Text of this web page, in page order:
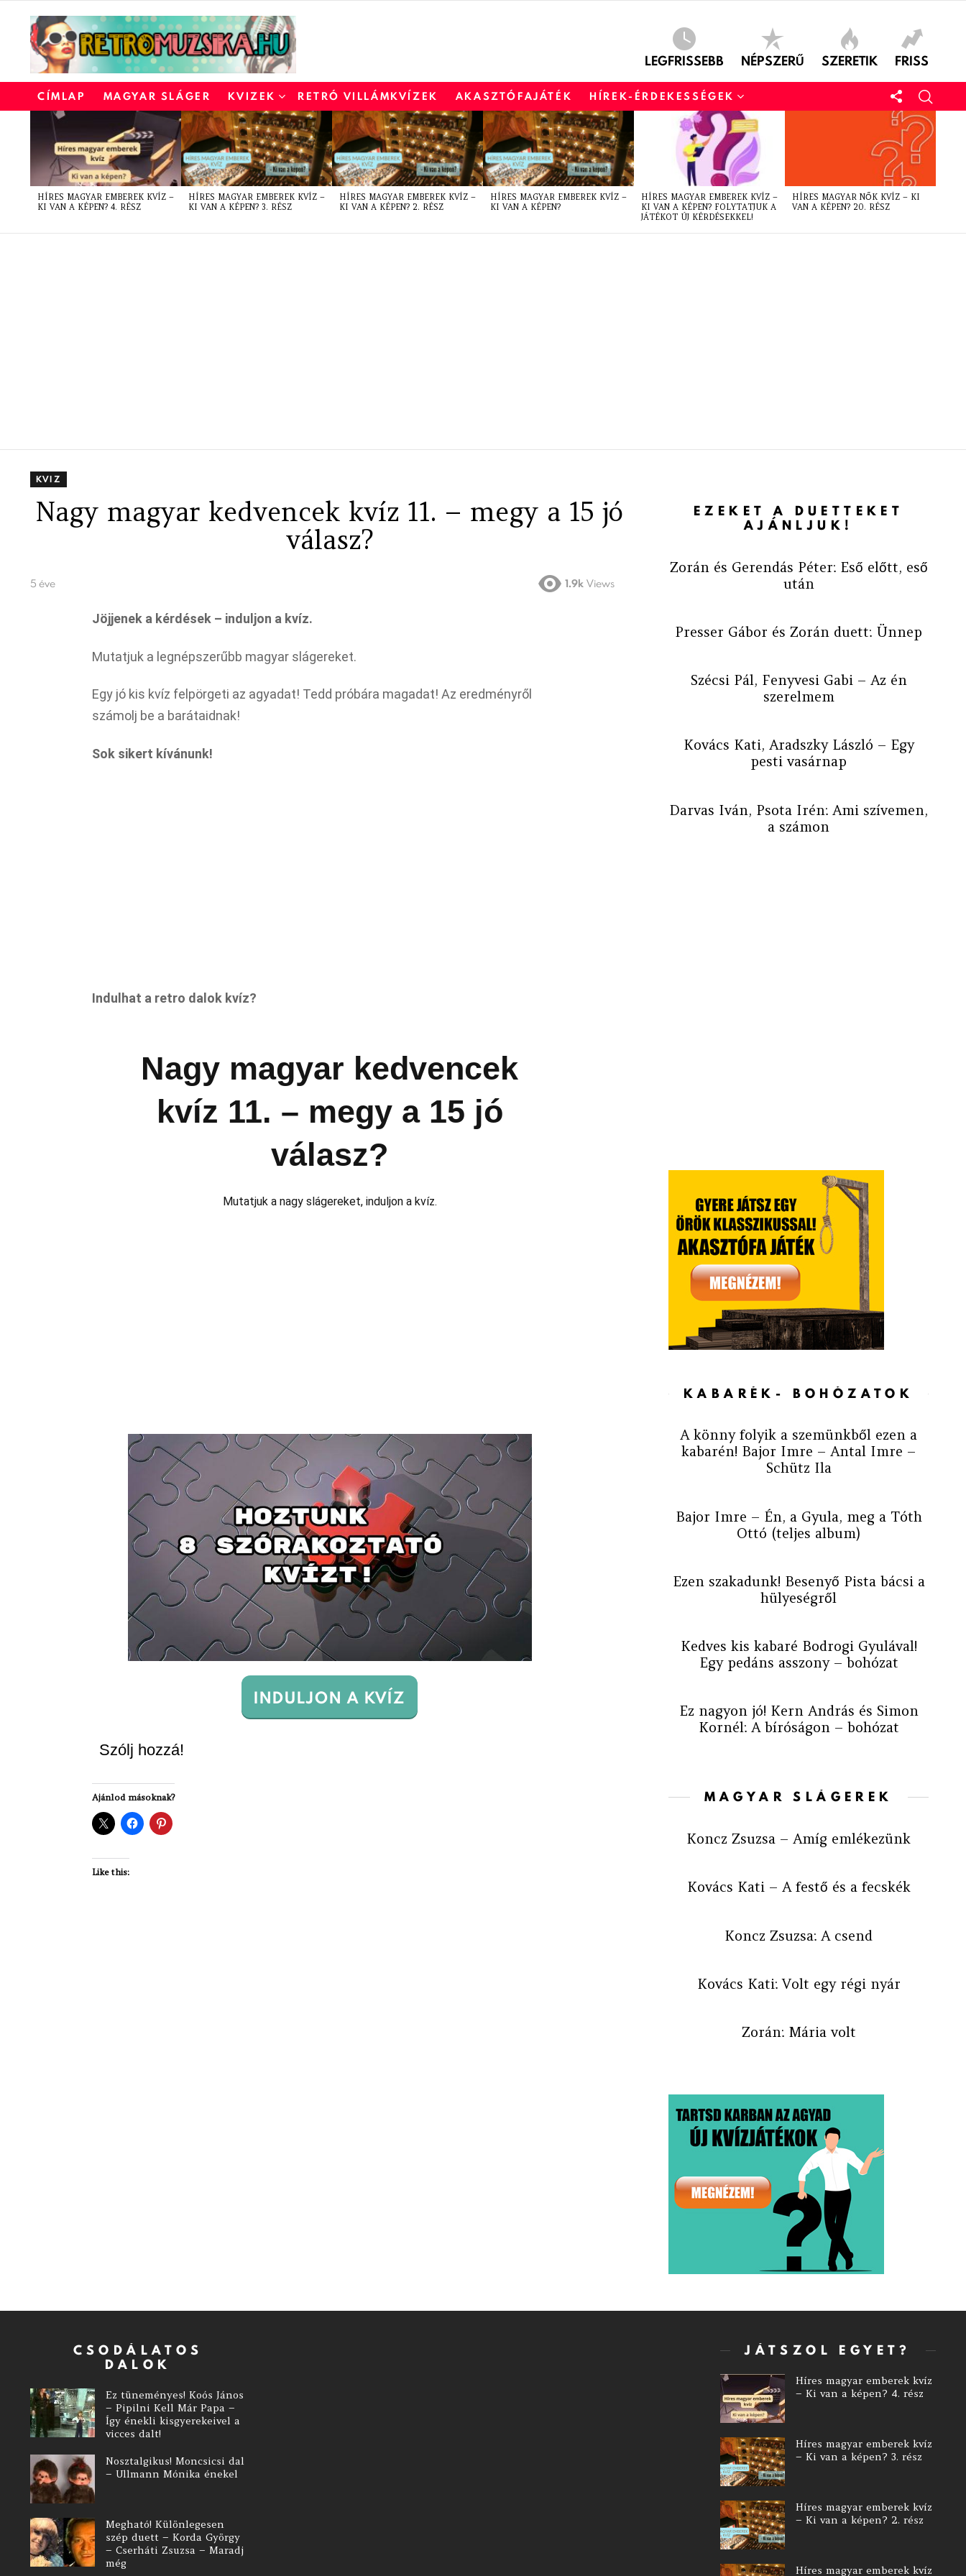
LEGFRISSEBB NÉPSZERŰ SZERETIK FRISS
CÍMLAP MAGYAR SLÁGER KVIZEK RETRÓ VILLÁMKVÍZEK AKASZTÓFAJÁTÉK HÍREK-ÉRDEKESSÉGEK
LATEST
STORIES
HÍRES MAGYAR EMBEREK KVÍZ –
KI VAN A KÉPEN? 4. RÉSZ
HÍRES MAGYAR EMBEREK KVÍZ –
KI VAN A KÉPEN? 3. RÉSZ
HÍRES MAGYAR EMBEREK KVÍZ –
KI VAN A KÉPEN? 2. RÉSZ
HÍRES MAGYAR EMBEREK KVÍZ –
KI VAN A KÉPEN?
HÍRES MAGYAR EMBEREK KVÍZ –
KI VAN A KÉPEN? FOLYTATJUK A
JÁTÉKOT ÚJ KÉRDÉSEKKEL!
HÍRES MAGYAR NŐK KVÍZ – KI
VAN A KÉPEN? 20. RÉSZ
KVIZ
Nagy magyar kedvencek kvíz 11. – megy a 15 jó
válasz?
5 éve 1.9k Views
Jöjjenek a kérdések – induljon a kvíz.
Mutatjuk a legnépszerűbb magyar slágereket.
Egy jó kis kvíz felpörgeti az agyadat! Tedd próbára magadat! Az eredményről
számolj be a barátaidnak!
Sok sikert kívánunk!
Indulhat a retro dalok kvíz?
Nagy magyar kedvencek
kvíz 11. – megy a 15 jó
válasz?
Mutatjuk a nagy slágereket, induljon a kvíz.
INDULJON A KVÍZ
Szólj hozzá!
Ajánlod másoknak?
Like this:
EZEKET A DUETTEKET
AJÁNLJUK!
Zorán és Gerendás Péter: Eső előtt, eső
után
Presser Gábor és Zorán duett: Ünnep
Szécsi Pál, Fenyvesi Gabi – Az én
szerelmem
Kovács Kati, Aradszky László – Egy
pesti vasárnap
Darvas Iván, Psota Irén: Ami szívemen,
a számon
KABARÉK- BOHÓZATOK
A könny folyik a szemünkből ezen a
kabarén! Bajor Imre – Antal Imre –
Schütz Ila
Bajor Imre – Én, a Gyula, meg a Tóth
Ottó (teljes album)
Ezen szakadunk! Besenyő Pista bácsi a
hülyeségről
Kedves kis kabaré Bodrogi Gyulával!
Egy pedáns asszony – bohózat
Ez nagyon jó! Kern András és Simon
Kornél: A bíróságon – bohózat
MAGYAR SLÁGEREK
Koncz Zsuzsa – Amíg emlékezünk
Kovács Kati – A festő és a fecskék
Koncz Zsuzsa: A csend
Kovács Kati: Volt egy régi nyár
Zorán: Mária volt
CSODÁLATOS
DALOK
Ez tüneményes! Koós János
– Pipilni Kell Már Papa –
Így énekli kisgyerekeivel a
vicces dalt!
Nosztalgikus! Moncsicsi dal
– Ullmann Mónika énekel
Megható! Különlegesen
szép duett – Korda György
– Cserháti Zsuzsa – Maradj
még
JÁTSZOL EGYET?
Híres magyar emberek kvíz
– Ki van a képen? 4. rész
Híres magyar emberek kvíz
– Ki van a képen? 3. rész
Híres magyar emberek kvíz
– Ki van a képen? 2. rész
Híres magyar emberek kvíz